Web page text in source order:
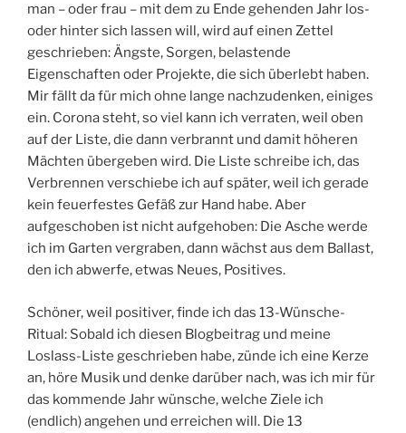
man – oder frau – mit dem zu Ende gehenden Jahr los-
oder hinter sich lassen will, wird auf einen Zettel
geschrieben: Ängste, Sorgen, belastende
Eigenschaften oder Projekte, die sich überlebt haben.
Mir fällt da für mich ohne lange nachzudenken, einiges
ein. Corona steht, so viel kann ich verraten, weil oben
auf der Liste, die dann verbrannt und damit höheren
Mächten übergeben wird. Die Liste schreibe ich, das
Verbrennen verschiebe ich auf später, weil ich gerade
kein feuerfestes Gefäß zur Hand habe. Aber
aufgeschoben ist nicht aufgehoben: Die Asche werde
ich im Garten vergraben, dann wächst aus dem Ballast,
den ich abwerfe, etwas Neues, Positives.
Schöner, weil positiver, finde ich das 13-Wünsche-
Ritual: Sobald ich diesen Blogbeitrag und meine
Loslass-Liste geschrieben habe, zünde ich eine Kerze
an, höre Musik und denke darüber nach, was ich mir für
das kommende Jahr wünsche, welche Ziele ich
(endlich) angehen und erreichen will. Die 13